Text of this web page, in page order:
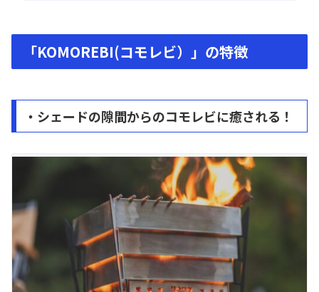
「KOMOREBI(コモレビ）」の特徴
・シェードの隙間からのコモレビに癒される！